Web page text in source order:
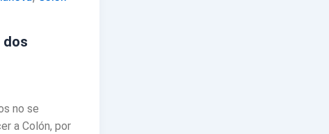
dos
no se
a Colón, por